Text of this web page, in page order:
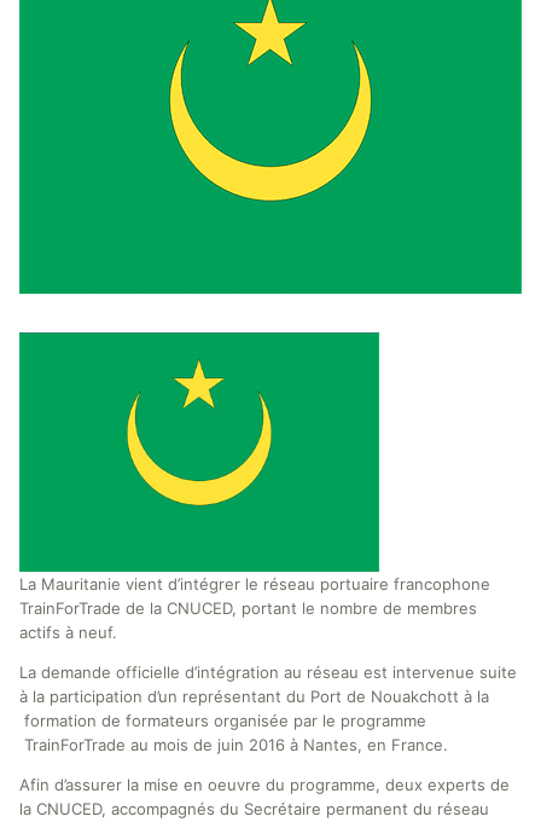
La Mauritanie vient d’intégrer le réseau portuaire francophone
TrainForTrade de la CNUCED, portant le nombre de membres
actifs à neuf.
La demande officielle d’intégration au réseau est intervenue suite
à la participation d’un représentant du Port de Nouakchott à la
formation de formateurs organisée par le programme
TrainForTrade au mois de juin 2016 à Nantes, en France.
Afin d’assurer la mise en oeuvre du programme, deux experts de
la CNUCED, accompagnés du Secrétaire permanent du réseau